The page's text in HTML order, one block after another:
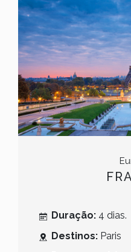
Duração:4 dias.
Destinos: Paris